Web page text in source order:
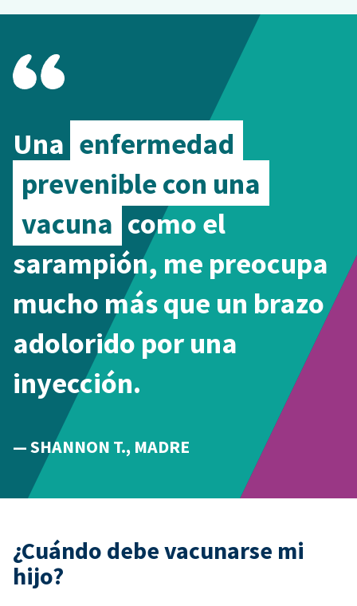
Una enfermedad
prevenible con una
vacuna como el
sarampión, me preocupa
mucho más que un brazo
adolorido por una
inyección.
— SHANNON T., MADRE
¿Cuándo debe vacunarse mi
hijo?